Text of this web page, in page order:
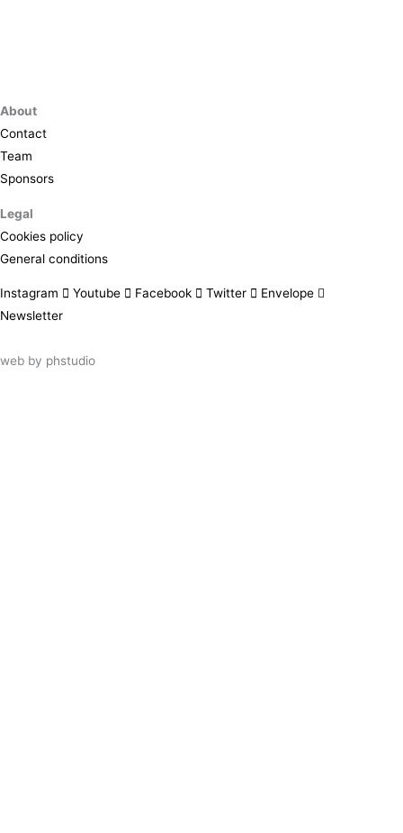
About
Contact
Team
Sponsors
Legal
Cookies policy
General conditions
Instagram Youtube Facebook Twitter
Envelope
Newsletter
web by phstudio